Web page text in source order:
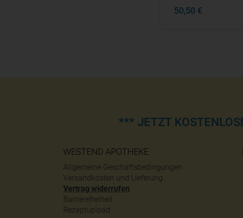
50,50 €
*** JETZT
WESTEND APOTHEKE
Allgemeine Geschäftsbedingungen
Versandkosten und Lieferung
Vertrag widerrufen
Barrierefreiheit
Rezeptupload